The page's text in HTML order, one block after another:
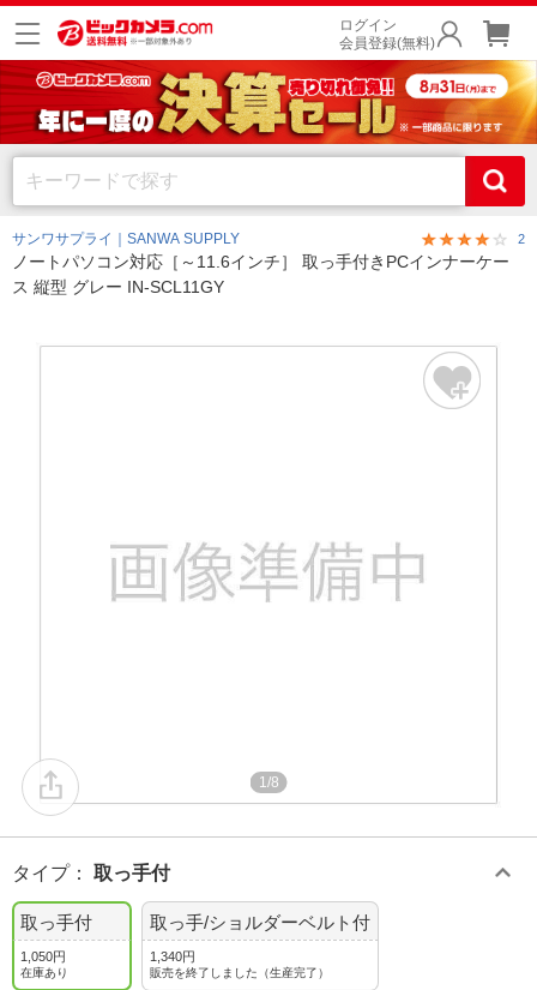
ログイン
会員登録(無料)
サンワサプライ｜SANWA SUPPLY 2
ノートパソコン対応［～11.6インチ］ 取っ手付きPCインナーケー
ス 縦型 グレー IN-SCL11GY
1/8
タイプ： 取っ手付
取っ手付
1,050円
在庫あり
取っ手/ショルダーベルト付
1,340円
販売を終了しました（生産完了）